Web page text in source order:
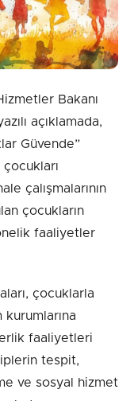
Bakanı
açıklamada,
Güvende”
çalışmalarının
çocukların
faaliyetler
çocuklarla
faaliyetleri
tespit,
ve sosyal hizmet